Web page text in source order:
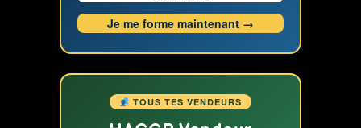
Je me forme maintenant →
TOUS TES VENDEURS